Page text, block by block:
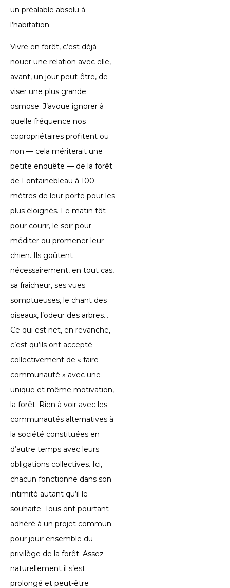
un préalable absolu à
l’habitation.
Vivre en forêt, c’est déjà
nouer une relation avec elle,
avant, un jour peut-être, de
viser une plus grande
osmose. J’avoue ignorer à
quelle fréquence nos
copropriétaires profitent ou
non — cela mériterait une
petite enquête — de la forêt
de Fontainebleau à 100
mètres de leur porte pour les
plus éloignés. Le matin tôt
pour courir, le soir pour
méditer ou promener leur
chien. Ils goûtent
nécessairement, en tout cas,
sa fraîcheur, ses vues
somptueuses, le chant des
oiseaux, l’odeur des arbres…
Ce qui est net, en revanche,
c’est qu’ils ont accepté
collectivement de « faire
communauté » avec une
unique et même motivation,
la forêt. Rien à voir avec les
communautés alternatives à
la société constituées en
d’autre temps avec leurs
obligations collectives. Ici,
chacun fonctionne dans son
intimité autant qu’il le
souhaite. Tous ont pourtant
adhéré à un projet commun
pour jouir ensemble du
privilège de la forêt. Assez
naturellement il s’est
prolongé et peut-être